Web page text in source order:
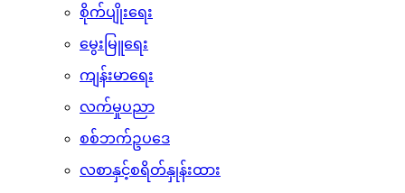
စိုက်ပျိုးရေး
မွေးမြူရေး
ကျန်းမာရေး
လက်မှုပညာ
စစ်ဘက်ဥပဒေ
လစာနှင့်စရိတ်နှုန်းထား